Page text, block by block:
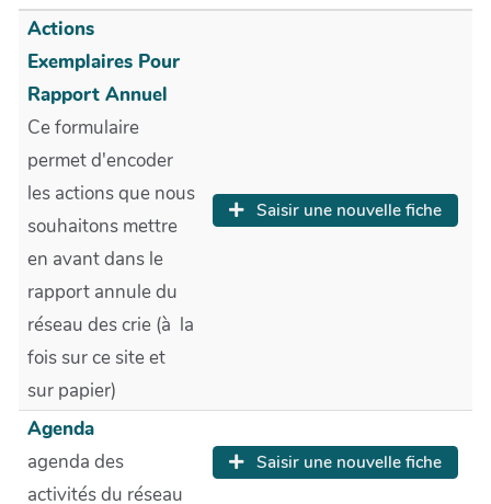
Actions
Exemplaires Pour
Rapport Annuel
Ce formulaire
permet d'encoder
les actions que nous
souhaitons mettre
en avant dans le
rapport annule du
réseau des crie (à la
fois sur ce site et
sur papier)
Saisir une nouvelle fiche
Agenda
agenda des
activités du réseau
Saisir une nouvelle fiche